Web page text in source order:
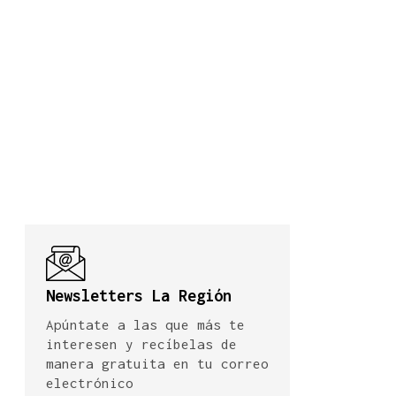
Newsletters La Región
Apúntate a las que más te
interesen y recíbelas de
manera gratuita en tu correo
electrónico